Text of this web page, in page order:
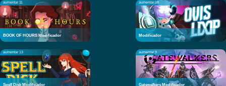
aumentar 11
BOOK OF HOURS Modificador
aumentar 18
Modificador
aumentar 13
Spell Disk Modificador
aumentar 9
Gatewalkers Modificador